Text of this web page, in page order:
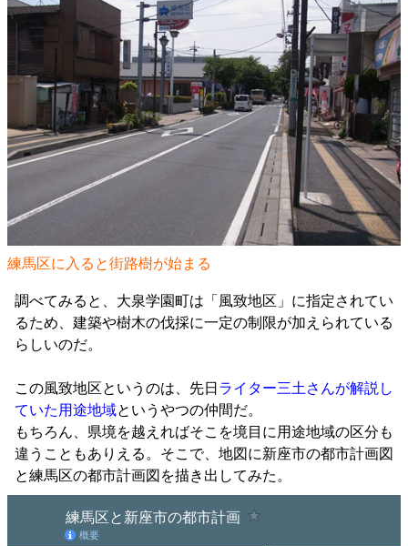
練馬区に入ると街路樹が始まる
調べてみると、大泉学園町は「風致地区」に指定されてい
るため、建築や樹木の伐採に一定の制限が加えられている
らしいのだ。
この風致地区というのは、先日 ライター三土さんが解説し
ていた用途地域というやつの仲間だ。
もちろん、県境を越えればそこを境目に用途地域の区分も
違うこともありえる。そこで、地図に新座市の都市計画図
と練馬区の都市計画図を描き出してみた。